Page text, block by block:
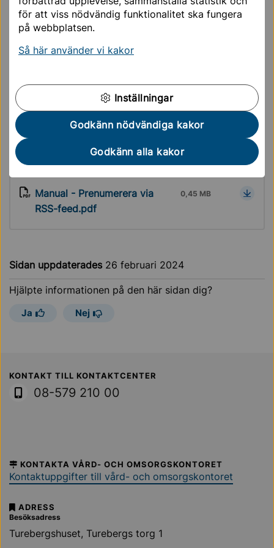
för att viss nödvändig funktionalitet ska fungera
på webbplatsen.
Så här använder vi kakor
Inställningar
Godkänn nödvändiga kakor
Godkänn alla kakor
För att prenumerera på nyheter från utförarportalen
ska du högerklicka på länken nedan och välj kopiera
länkadress. Kopiera sedan in länken i din RSS-läsare.
inom vård och omsorg Sollentuna kommun
Om du behöver ytterligare vägledning för hur du
laddar ned en RSS-läsare till din Google Chrome läsare
hittar du en manual nedan:
Manual - Prenumerera via
RSS-feed.pdf
0,45 MB
Sidan uppdaterades 26 februari 2024
Hjälpte informationen på den här sidan dig?
Ja Nej
Sollentuna Kommun
KONTAKT TILL KONTAKTCENTER
08-579 210 00
KONTAKTA VÅRD- OCH OMSORGSKONTORET
Kontaktuppgifter till vård- och omsorgskontoret
ADRESS
Besöksadress
Turebergshuset, Turebergs torg 1